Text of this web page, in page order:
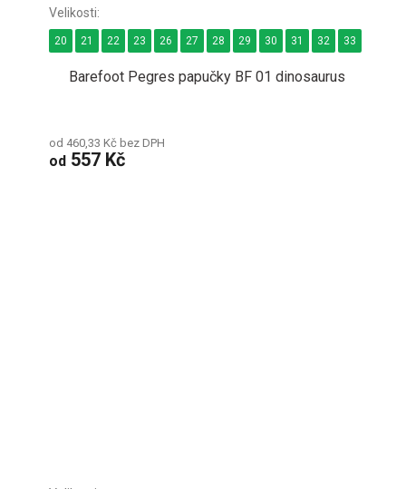
Barefoot Pegres papučky BF 01 dinosaurus
od 460,33 Kč bez DPH
od 557 Kč
20 21 22 23 26 27 28 29 30 31 32 33